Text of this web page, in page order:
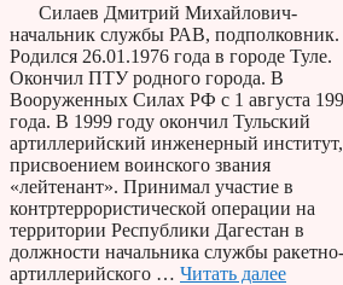
Силаев Дмитрий Михайлович-
начальник службы РАВ, подполковник.
Родился 26.01.1976 года в городе Туле.
Окончил ПТУ родного города. В
Вооруженных Силах РФ с 1 августа
года. В 1999 году окончил Тульский
артиллерийский инженерный
присвоением воинского звания
«лейтенант». Принимал участие в
контртеррористической операции на
территории Республики Дагестан в
должности начальника службы ракетно-
артиллерийского … Читать далее